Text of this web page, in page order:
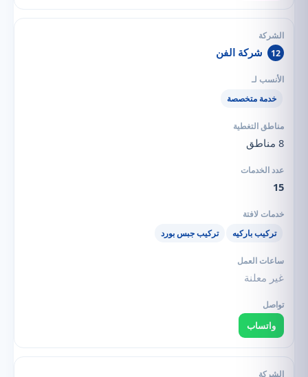
12 شركة الفن
خدمة متخصصة
8 مناطق
15
تركيب باركيه تركيب جبس بورد
غير معلنة
واتساب